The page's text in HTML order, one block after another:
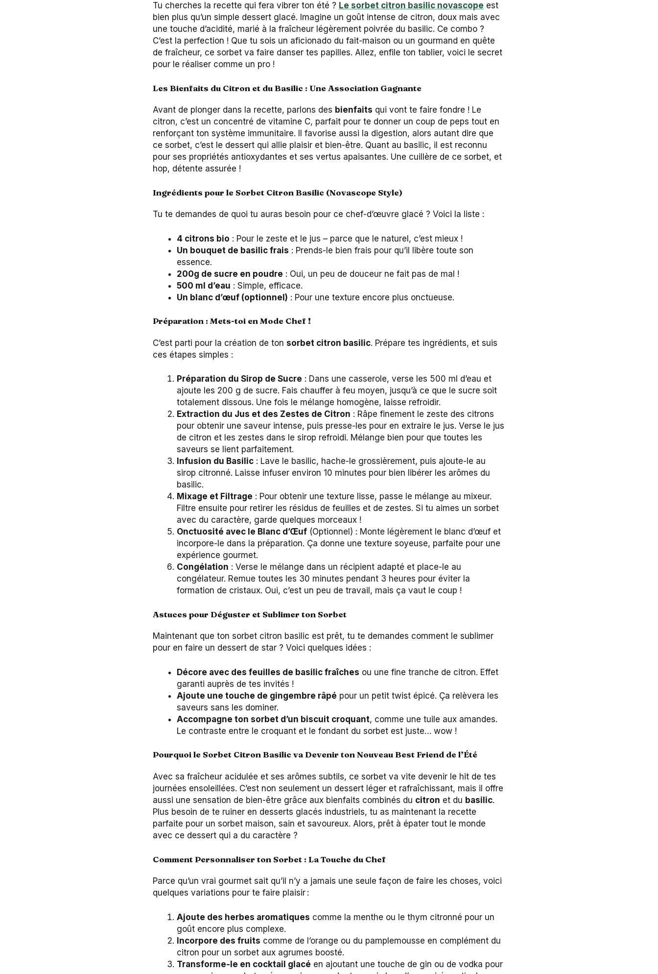
Tu cherches la recette qui fera vibrer ton été ? Le sorbet citron basilic novascope est
bien plus qu’un simple dessert glacé. Imagine un goût intense de citron, doux mais avec
une touche d’acidité, marié à la fraîcheur légèrement poivrée du basilic. Ce combo ?
C’est la perfection ! Que tu sois un aficionado du fait-maison ou un gourmand en quête
de fraîcheur, ce sorbet va faire danser tes papilles. Allez, enfile ton tablier, voici le secret
pour le réaliser comme un pro !
Les Bienfaits du Citron et du Basilic : Une Association Gagnante
Avant de plonger dans la recette, parlons des bienfaits qui vont te faire fondre ! Le
citron, c’est un concentré de vitamine C, parfait pour te donner un coup de peps tout en
renforçant ton système immunitaire. Il favorise aussi la digestion, alors autant dire que
ce sorbet, c’est le dessert qui allie plaisir et bien-être. Quant au basilic, il est reconnu
pour ses propriétés antioxydantes et ses vertus apaisantes. Une cuillère de ce sorbet, et
hop, détente assurée !
Ingrédients pour le Sorbet Citron Basilic (Novascope Style)
Tu te demandes de quoi tu auras besoin pour ce chef-d’œuvre glacé ? Voici la liste :
4 citrons bio : Pour le zeste et le jus – parce que le naturel, c’est mieux !
Un bouquet de basilic frais : Prends-le bien frais pour qu’il libère toute son
essence.
200g de sucre en poudre : Oui, un peu de douceur ne fait pas de mal !
500 ml d’eau : Simple, efficace.
Un blanc d’œuf (optionnel) : Pour une texture encore plus onctueuse.
Préparation : Mets-toi en Mode Chef !
C’est parti pour la création de ton sorbet citron basilic. Prépare tes ingrédients, et suis
ces étapes simples :
Préparation du Sirop de Sucre : Dans une casserole, verse les 500 ml d’eau et
ajoute les 200 g de sucre. Fais chauffer à feu moyen, jusqu’à ce que le sucre soit
totalement dissous. Une fois le mélange homogène, laisse refroidir.
Extraction du Jus et des Zestes de Citron : Râpe finement le zeste des citrons
pour obtenir une saveur intense, puis presse-les pour en extraire le jus. Verse le jus
de citron et les zestes dans le sirop refroidi. Mélange bien pour que toutes les
saveurs se lient parfaitement.
Infusion du Basilic: Lave le basilic, hache-le grossièrement, puis ajoute-le au
sirop citronné. Laisse infuser environ 10 minutes pour bien libérer les arômes du
basilic.
Mixage et Filtrage : Pour obtenir une texture lisse, passe le mélange au mixeur.
Filtre ensuite pour retirer les résidus de feuilles et de zestes. Si tu aimes un sorbet
avec du caractère, garde quelques morceaux !
Onctuosité avec le Blanc d’Œuf(Optionnel) : Monte légèrement le blanc d’œuf et
incorpore-le dans la préparation. Ça donne une texture soyeuse, parfaite pour une
expérience gourmet.
Congélation : Verse le mélange dans un récipient adapté et place-le au
congélateur. Remue toutes les 30 minutes pendant 3 heures pour éviter la
formation de cristaux. Oui, c’est un peu de travail, mais ça vaut le coup !
Astuces pour Déguster et Sublimer ton Sorbet
Maintenant que ton sorbet citron basilic est prêt, tu te demandes comment le sublimer
pour en faire un dessert de star ? Voici quelques idées :
Décore avec des feuilles de basilic fraîches ou une fine tranche de citron. Effet
garanti auprès de tes invités !
Ajoute une touche de gingembre râpé pour un petit twist épicé. Ça relèvera les
saveurs sans les dominer.
Accompagne ton sorbet d’un biscuit croquant, comme une tuile aux amandes.
Le contraste entre le croquant et le fondant du sorbet est juste… wow !
Pourquoi le Sorbet Citron Basilic va Devenir ton Nouveau Best Friend de l’Été
Avec sa fraîcheur acidulée et ses arômes subtils, ce sorbet va vite devenir le hit de tes
journées ensoleillées. C’est non seulement un dessert léger et rafraîchissant, mais il offre
aussi une sensation de bien-être grâce aux bienfaits combinés du citron et du basilic.
Plus besoin de te ruiner en desserts glacés industriels, tu as maintenant la recette
parfaite pour un sorbet maison, sain et savoureux. Alors, prêt à épater tout le monde
avec ce dessert qui a du caractère ?
Comment Personnaliser ton Sorbet : La Touche du Chef
Parce qu’un vrai gourmet sait qu’il n’y a jamais une seule façon de faire les choses, voici
quelques variations pour te faire plaisir :
Ajoute des herbes aromatiques comme la menthe ou le thym citronné pour un
goût encore plus complexe.
Incorpore des fruits comme de l’orange ou du pamplemousse en complément du
citron pour un sorbet aux agrumes boosté.
Transforme-le en cocktail glacé en ajoutant une touche de gin ou de vodka pour